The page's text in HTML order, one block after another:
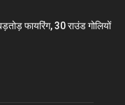
फायरिंग, 30 राउंड गोलियों